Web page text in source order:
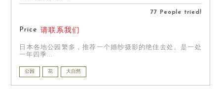
77 People tried!
Price 请联系我们
日本各地公园繁多，推荐一个婚纱摄影的绝佳去处。是一处
一年四季...
公园 花 大自然